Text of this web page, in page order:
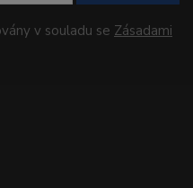
v souladu se Zásadami